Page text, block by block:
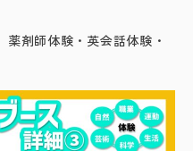
薬剤師体験・英会話体験・